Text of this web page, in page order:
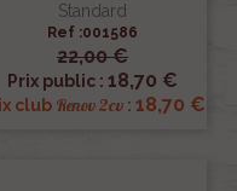
Standard
Ref :001586
22,00 €
Prix public : 18,70 €
club Renov 2cv : 18,70 €